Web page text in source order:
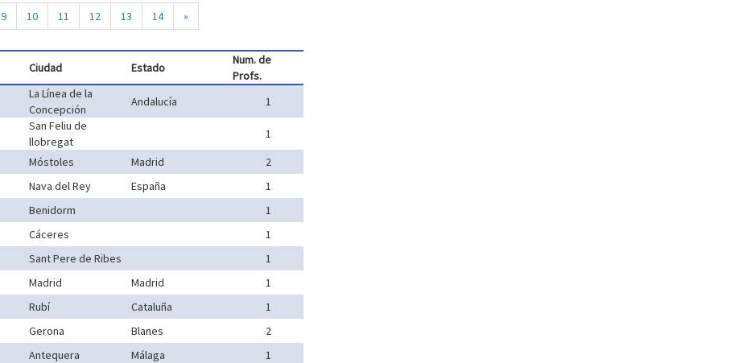
9 10 11 12 13 14 »
Ciudad Estado
Num. de
Profs.
La Línea de la
Concepción
Andalucía
1
San Feliu de
llobregat
1
Móstoles Madrid
2
Nava del Rey España
1
Benidorm
1
Cáceres
1
Sant Pere de Ribes
1
Madrid Madrid
1
Rubí Cataluña
1
Gerona Blanes
2
Antequera Málaga
1